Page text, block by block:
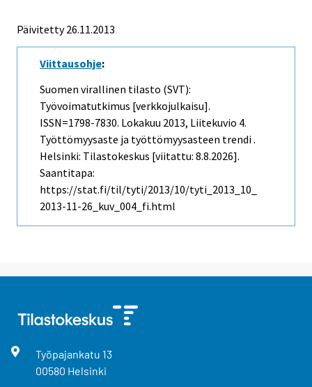
Päivitetty 26.11.2013
Viittausohje:
Suomen virallinen tilasto (SVT):
Työvoimatutkimus [verkkojulkaisu].
ISSN=1798-7830. Lokakuu 2013, Liitekuvio 4.
Työttömyysaste ja työttömyysasteen trendi .
Helsinki: Tilastokeskus [viitattu: 8.8.2026].
Saantitapa:
https://stat.fi/til/tyti/2013/10/tyti_2013_10_
2013-11-26_kuv_004_fi.html
Työpajankatu 13
00580 Helsinki